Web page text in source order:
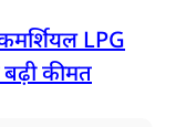
LPG
कीमत